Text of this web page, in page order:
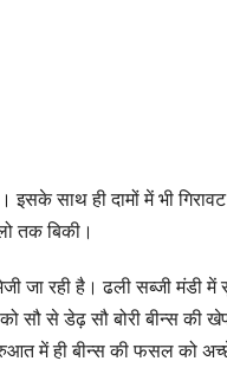
इसके साथ ही दामों में भी
तक बिकी।
जा रही है। ढली सब्जी मंडी में
को सौ से डेढ़ सौ बोरी बीन्स
में ही बीन्स की फसल को